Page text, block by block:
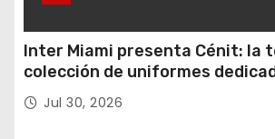
Inter Miami presenta Cénit: la
colección de uniformes
casa y al logro del club en
Jul 30, 2026